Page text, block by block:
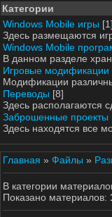
Категории
Windows Mobile игры [1]
Здесь размещаются
Windows Mobile
В данном разделе
Игровые модификации
Модификации
Переводы [8]
Здесь располагаются
Заброшенные проекты
Здесь находятся все
Главная » Файлы »
В категории
Показано материалов: